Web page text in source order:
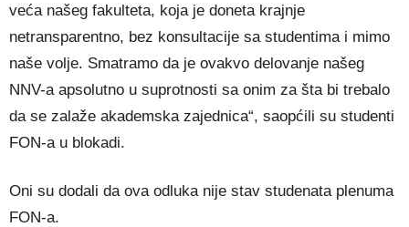
veća našeg fakulteta, koja je doneta krajnje
netransparentno, bez konsultacije sa studentima i mimo
naše volje. Smatramo da je ovakvo delovanje našeg
NNV-a apsolutno u suprotnosti sa onim za šta bi trebalo
da se zalaže akademska zajednica“, saopćili su studenti
FON-a u blokadi.
Oni su dodali da ova odluka nije stav studenata plenuma
FON-a.